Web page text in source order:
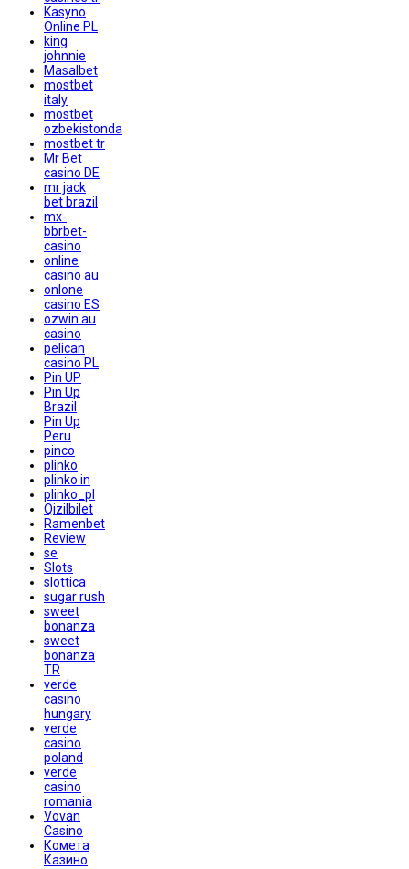
Kasyno
Online PL
king
johnnie
Masalbet
mostbet
italy
mostbet
ozbekistonda
mostbet tr
Mr Bet
casino DE
mr jack
bet brazil
mx-
bbrbet-
casino
online
casino au
onlone
casino ES
ozwin au
casino
pelican
casino PL
Pin UP
Pin Up
Brazil
Pin Up
Peru
pinco
plinko
plinko in
plinko_pl
Qizilbilet
Ramenbet
Review
se
Slots
slottica
sugar rush
sweet
bonanza
sweet
bonanza
TR
verde
casino
hungary
verde
casino
poland
verde
casino
romania
Vovan
Casino
Комета
Казино